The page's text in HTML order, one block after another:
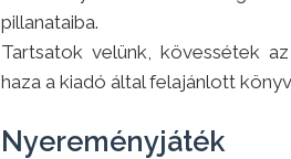
pillanataiba.
Tartsatok velünk, kövessétek
haza a kiadó által felajánlott
Nyereményjáték